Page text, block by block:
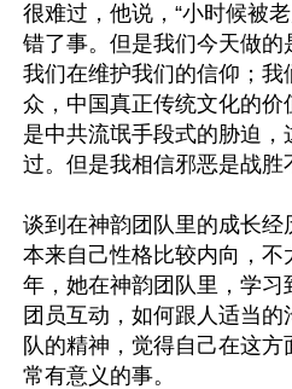
很难过，他说，“小时候被
错了事。但是我们今天做的
我们在维护我们的信仰；
众，中国真正传统文化的价
是中共流氓手段式的胁迫
过。但是我相信邪恶是战胜
谈到在神韵团队里的成长经
本来自己性格比较内向，不
年，她在神韵团队里，学
团员互动，如何跟人适当
队的精神，觉得自己在这
常有意义的事。